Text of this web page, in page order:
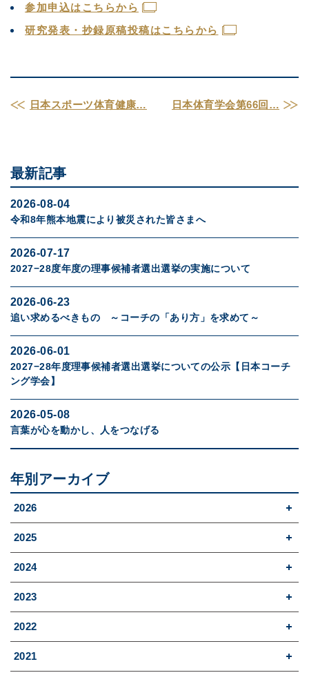
参加申込はこちらから
研究発表・抄録原稿投稿はこちらから
日本スポーツ体育健康… 日本体育学会第66回…
最新記事
2026-08-04
令和8年熊本地震により被災された皆さまへ
2026-07-17
2027−28度年度の理事候補者選出選挙の実施について
2026-06-23
追い求めるべきもの ～コーチの「あり方」を求めて～
2026-06-01
2027−28年度理事候補者選出選挙についての公示【日本コーチ
ング学会】
2026-05-08
言葉が心を動かし、人をつなげる
年別アーカイブ
2026
2025
2024
2023
2022
2021